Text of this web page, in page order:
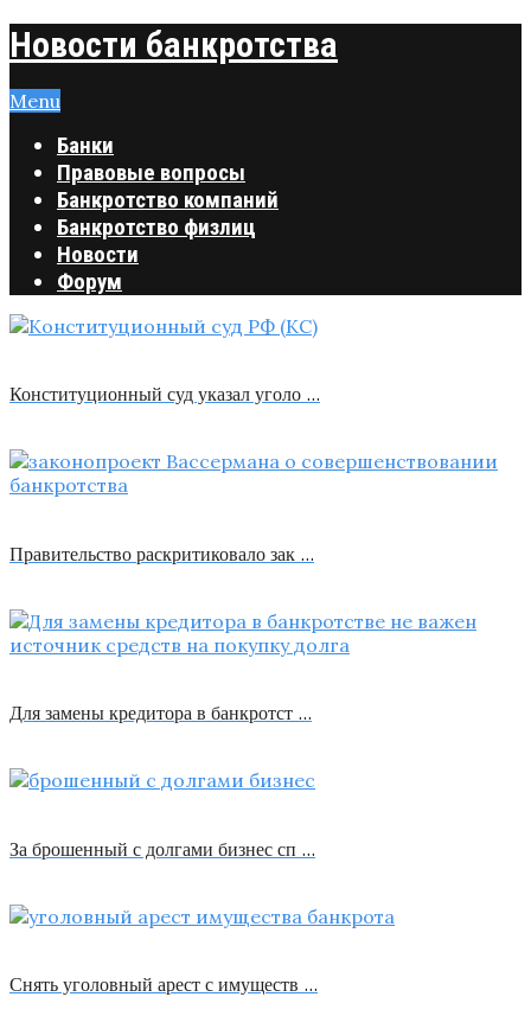
Новости банкротства
Menu
Банки
Правовые вопросы
Банкротство компаний
Банкротство физлиц
Новости
Форум
Конституционный суд указал уголо …
Правительство раскритиковало зак …
Для замены кредитора в банкротст …
За брошенный с долгами бизнес сп …
Снять уголовный арест с имуществ …